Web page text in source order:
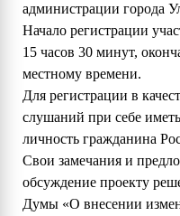
администрации города
Начало регистрации
15 часов 30 минут,
местному времени.
Для регистрации в
слушаний при себе
личность гражданина
Свои замечания и
обсуждение проекту
Думы «О внесении